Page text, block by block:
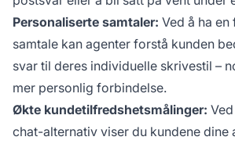
Personaliserte samtaler: Ved å ha
samtale kan agenter forstå kunden
svar til deres individuelle skrivestil –
mer personlig forbindelse.
Økte kundetilfredshetsmålinger:
chat-alternativ viser du kundene dine